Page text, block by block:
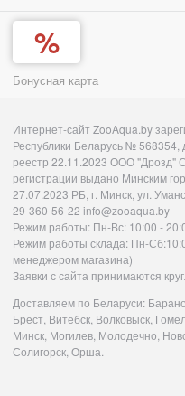
Бонусная карта
Интернет-сайт ZooAqua.by
Республики Беларусь № 568354,
реестр 22.11.2023 ООО "Дрозд"
регистрации выдано Минским
27.07.2023 РБ, г. Минск, ул.
29-360-56-22 info@zooaqua.by
Режим работы: Пн-Вс: 10:00 -
Режим работы склада: Пн-
менеджером магазина)
Заявки с сайта принимаются
Доставляем по Беларуси:
Брест, Витебск, Волковыск,
Минск, Могилев, Молодечно,
Солигорск, Орша.